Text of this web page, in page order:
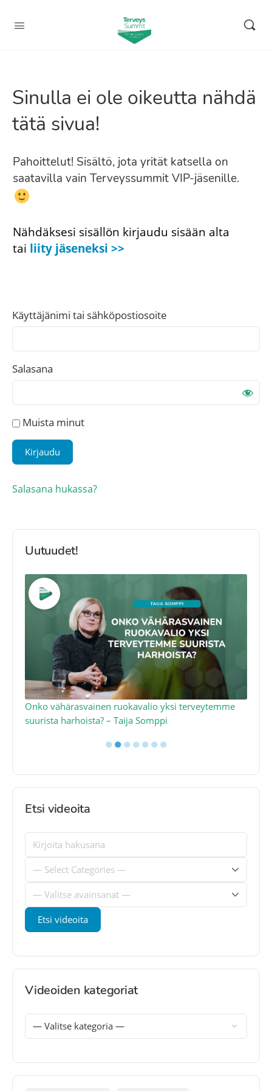
Sinulla ei ole oikeutta nähdä
tätä sivua!
Pahoittelut! Sisältö, jota yrität katsella on
saatavilla vain Terveyssummit VIP-jäsenille.
Nähdäksesi sisällön kirjaudu sisään alta
tai liity jäseneksi >>
Käyttäjänimi tai sähköpostiosoite
Salasana
Muista minut
Salasana hukassa?
Uutuudet!
Onko vähärasvainen ruokavalio yksi terveytemme
suurista harhoista? – Taija Somppi
●●●●●●●
Etsi videoita
Videoiden kategoriat